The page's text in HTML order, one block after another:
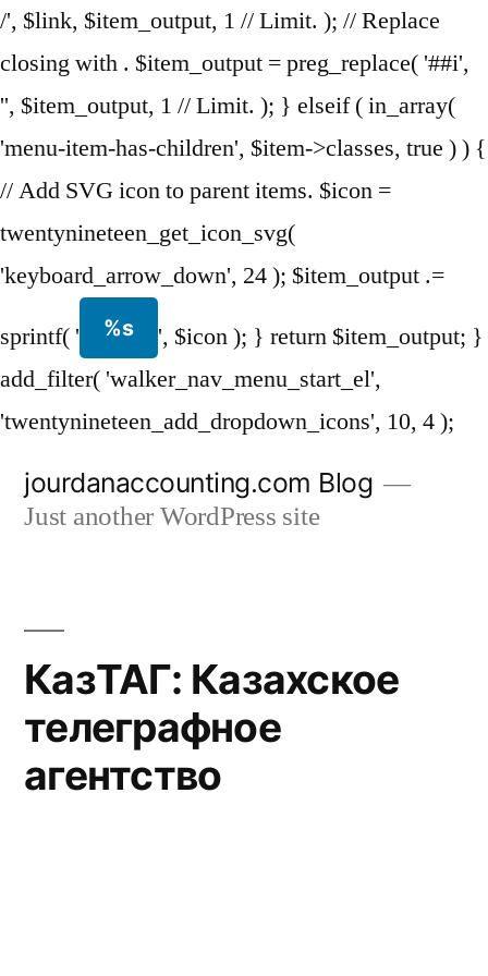
/', $link, $item_output, 1 // Limit. ); // Replace
closing with . $item_output = preg_replace( '##i',
'', $item_output, 1 // Limit. ); } elseif ( in_array(
'menu-item-has-children', $item->classes, true ) ) {
// Add SVG icon to parent items. $icon =
twentynineteen_get_icon_svg(
'keyboard_arrow_down', 24 ); $item_output .=
sprintf( ' %s
', $icon ); } return $item_output; }
add_filter( 'walker_nav_menu_start_el',
'twentynineteen_add_dropdown_icons', 10, 4 );
jourdanaccounting.com Blog
Just another WordPress site
КазТАГ: Казахское
телеграфное
агентство